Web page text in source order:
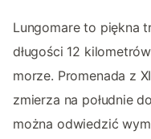
Lungomare to piękna
długości 12
morze. Promenada z
zmierza na południe
można odwiedzić